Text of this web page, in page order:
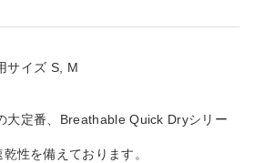
サイズ S, M
大定番、Breathable Quick Dryシリー
性を備えております。